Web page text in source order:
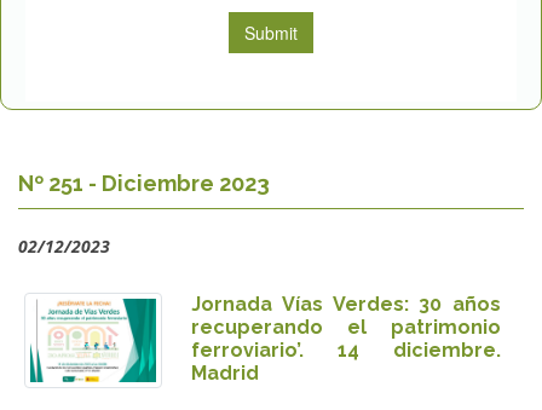
Nº 251 - Diciembre 2023
02/12/2023
Jornada Vías Verdes: 30 años
recuperando el patrimonio
ferroviario’. 14 diciembre.
Madrid